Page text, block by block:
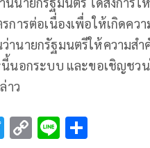
การต่อเนื่องเพื่อให้เกิดค
านายกรัฐมนตรีให้ความส
นอกระบบ และขอเชิญชว
าว
T C Li